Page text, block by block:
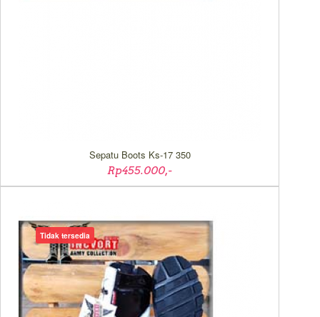
Sepatu Boots Ks-17 350
Rp455.000,-
Tidak tersedia